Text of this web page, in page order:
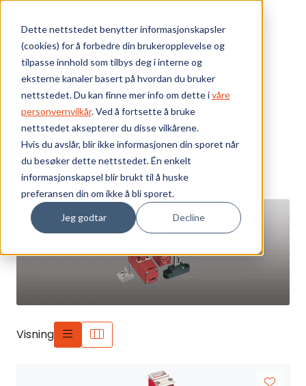
Dette nettstedet benytter informasjonskapsler
(cookies) for å forbedre din brukeropplevelse og
tilpasse innhold som tilbys deg i interne og
eksterne kanaler basert på hvordan du bruker
nettstedet. Du kan finne mer info om dette ivåre
personvernvilkår. Ved å fortsette å bruke
nettstedet aksepterer du disse vilkårene.
Hvis du avslår, blir ikke informasjonen din sporet når
du besøker dette nettstedet. Én enkelt
informasjonskapsel blir brukt til å huske
preferansen din om ikke å bli sporet.
Jeg godtar Decline
Skip to main content
Webshop Maskinsikkerhet
Dørbrytere
Elf Miniature Tongue Interlock Switches
Elf Miniature Tongue
Interlock Switches
Visning
Bærekraft
Vi tilbyr
Ressurser
Om oss